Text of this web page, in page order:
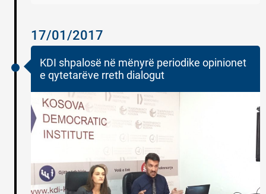
17/01/2017
KDI shpalosë në mënyrë periodike opinionet
e qytetarëve rreth dialogut